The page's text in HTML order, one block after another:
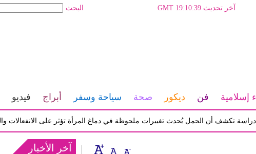
البحث آخر تحديث GMT 19:10:39
إسلامية فن ديكور صحة سياحة وسفر أبراج فيديو
أن الحمل يُحدث تغييرات ملحوظة في دماغ المرأة تؤثر على الانفعالات والتفاعل
آخر الأخبار